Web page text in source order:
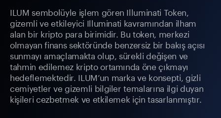
ILUM sembolüyle işlem gören Illuminati Token,
gizemli ve etkileyici Illuminati kavramından ilham
alan bir kripto para birimidir. Bu token, merkezi
olmayan finans sektöründe benzersiz bir bakış açısı
sunmayı amaçlamakta olup, sürekli değişen ve
tahmin edilemez kripto ortamında öne çıkmayı
hedeflemektedir. ILUM’un marka ve konsepti, gizli
cemiyetler ve gizemli bilgiler temalarına ilgi duyan
kişileri cezbetmek ve etkilemek için tasarlanmıştır.